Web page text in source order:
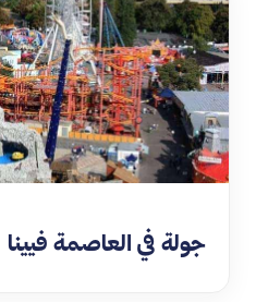
جولة في العاصمة فيينا